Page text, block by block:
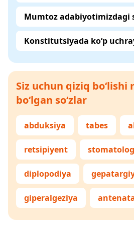
Mumtoz adabiyotimizdagi
Konstitutsiyada ko‘p
Siz uchun qiziq bo‘lishi
bo‘lgan so‘zlar
abduksiya tabes
retsipiyent
diplopodiya
giperalgeziya